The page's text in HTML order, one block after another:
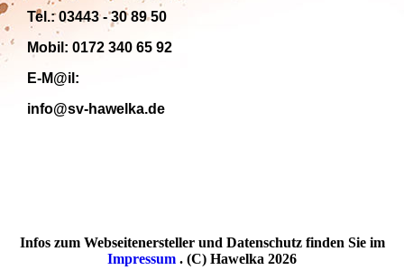
Tel.: 03443 - 30 89 50
Mobil: 0172 340 65 92
E-M@il:
info@sv-hawelka.de
Infos zum Webseitenersteller und Datenschutz finden Sie im
Impressum . (C) Hawelka 2026